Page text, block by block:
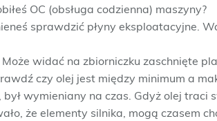
OC (obsługa codzienna) maszyny?
sprawdzić płyny eksploatacyjne.
widać na zbiorniczku zaschnięte
czy olej jest między minimum a
był wymieniany na czas. Gdyż olej
że elementy silnika, mogą czasem